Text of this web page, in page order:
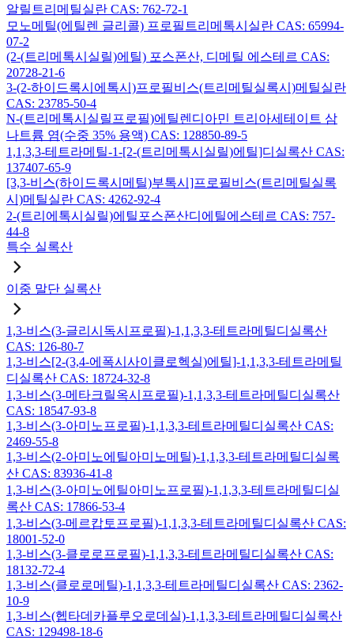
알릴트리메틸실란 CAS: 762-72-1
모노메틸(에틸렌 글리콜) 프로필트리메톡시실란 CAS: 65994-
07-2
(2-(트리메톡시실릴)에틸) 포스폰산, 디메틸 에스테르 CAS:
20728-21-6
3-(2-하이드록시에톡시)프로필비스(트리메틸실록시)메틸실란
CAS: 23785-50-4
N-(트리메톡시실릴프로필)에틸렌디아민 트리아세테이트 삼
나트륨 염(수중 35% 용액) CAS: 128850-89-5
1,1,3,3-테트라메틸-1-[2-(트리메톡시실릴)에틸]디실록산 CAS:
137407-65-9
[3,3-비스(하이드록시메틸)부톡시]프로필비스(트리메틸실록
시)메틸실란 CAS: 4262-92-4
2-(트리에톡시실릴)에틸포스폰산디에틸에스테르 CAS: 757-
44-8
특수 실록산
이중 말단 실록산
1,3-비스(3-글리시독시프로필)-1,1,3,3-테트라메틸디실록산
CAS: 126-80-7
1,3-비스[2-(3,4-에폭시사이클로헥실)에틸]-1,1,3,3-테트라메틸
디실록산 CAS: 18724-32-8
1,3-비스(3-메타크릴옥시프로필)-1,1,3,3-테트라메틸디실록산
CAS: 18547-93-8
1,3-비스(3-아미노프로필)-1,1,3,3-테트라메틸디실록산 CAS:
2469-55-8
1,3-비스(2-아미노에틸아미노메틸)-1,1,3,3-테트라메틸디실록
산 CAS: 83936-41-8
1,3-비스(3-아미노에틸아미노프로필)-1,1,3,3-테트라메틸디실
록산 CAS: 17866-53-4
1,3-비스(3-메르캅토프로필)-1,1,3,3-테트라메틸디실록산 CAS:
18001-52-0
1,3-비스(3-클로로프로필)-1,1,3,3-테트라메틸디실록산 CAS:
18132-72-4
1,3-비스(클로로메틸)-1,1,3,3-테트라메틸디실록산 CAS: 2362-
10-9
1,3-비스(헵타데카플루오로데실)-1,1,3,3-테트라메틸디실록산
CAS: 129498-18-6